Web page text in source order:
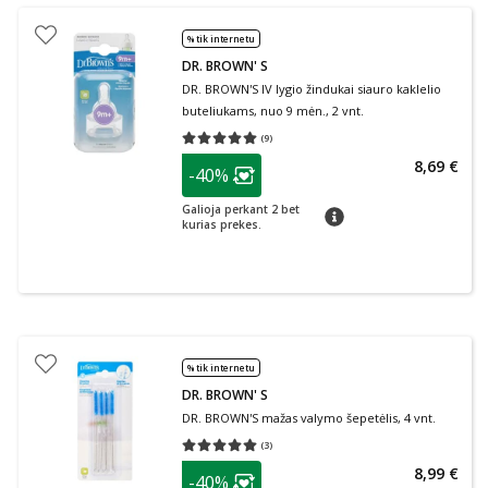
% tik internetu
DR. BROWN' S
DR. BROWN'S IV lygio žindukai siauro kaklelio
buteliukams, nuo 9 mėn., 2 vnt.
(9)
Vidutinis įvertinimas 5.00
patarimas
Lojalumo klubo narių nuolaida
-40%
Galioja perkant 2 bet
kurias prekes.
patarimas
8,69 €
% tik internetu
DR. BROWN' S
DR. BROWN'S mažas valymo šepetėlis, 4 vnt.
(3)
Vidutinis įvertinimas 5.00
patarimas
-40% 8,99 €